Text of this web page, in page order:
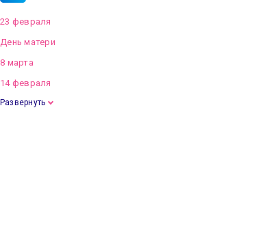
23 февраля
День матери
8 марта
14 февраля
Развернуть